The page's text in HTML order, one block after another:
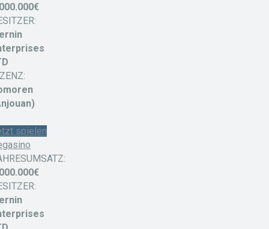
spielen